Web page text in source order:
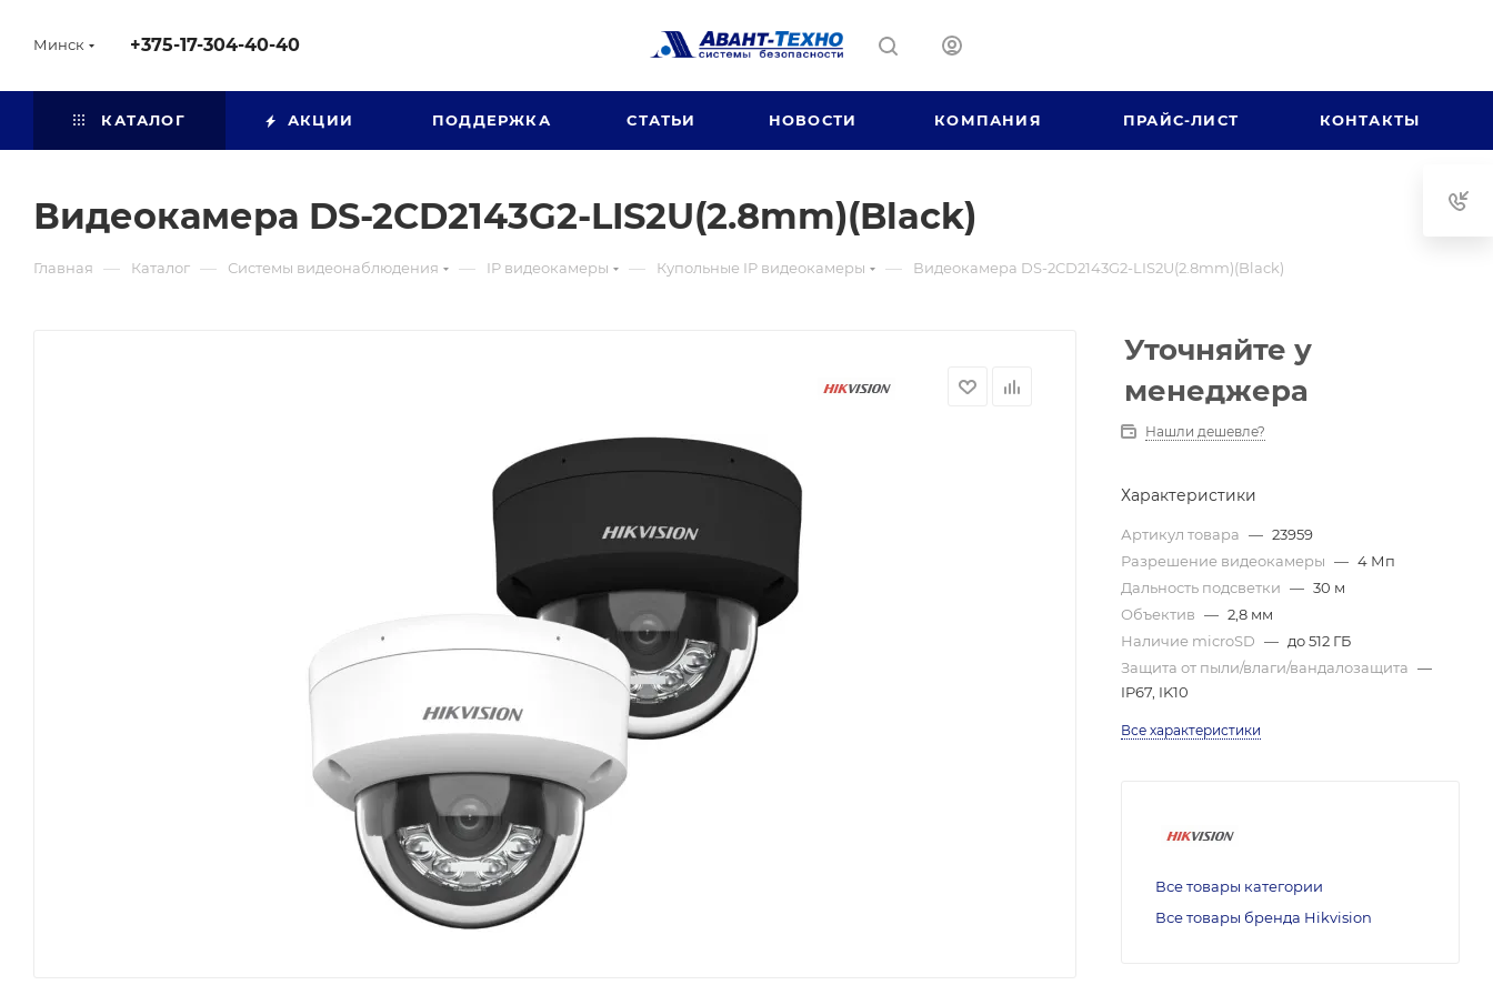
Минск +375-17-304-40-40
КАТАЛОГ АКЦИИ ПОДДЕРЖКА СТАТЬИ НОВОСТИ КОМПАНИЯ ПРАЙС-ЛИСТ КОНТАКТЫ
Видеокамера DS-2CD2143G2-LIS2U(2.8mm)(Black)
Главная — Каталог — Системы видеонаблюдения — IP видеокамеры — Купольные IP видеокамеры — Видеокамера DS-2CD2143G2-LIS2U(2.8mm)(Black)
Уточняйте у
менеджера
Нашли дешевле?
Характеристики
Артикул товара — 23959
Разрешение видеокамеры — 4 Мп
Дальность подсветки — 30 м
Объектив — 2,8 мм
Наличие microSD — до 512 ГБ
Защита от пыли/влаги/вандалозащита —
IP67, IK10
Все характеристики
Все товары категории
Все товары бренда Hikvision